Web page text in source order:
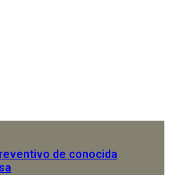
de conocida